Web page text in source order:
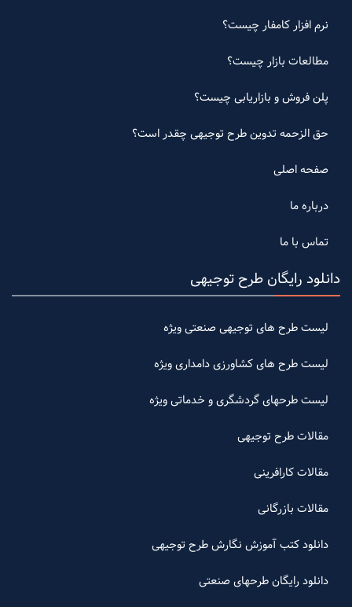
نرم افزار کامفار چیست؟
مطالعات بازار چیست؟
پلن فروش و بازاریابی چیست؟
حق الزحمه تدوین طرح توجیهی چقدر است؟
صفحه اصلی
درباره ما
تماس با ما
دانلود رایگان طرح توجیهی
لیست طرح های توجیهی صنعتی ویژه
لیست طرح های کشاورزی دامداری ویژه
لیست طرحهای گردشگری و خدماتی ویژه
مقالات طرح توجیهی
مقالات کارافرینی
مقالات بازرگانی
دانلود کتب آموزش نگارش طرح توجیهی
دانلود رایگان طرحهای صنعتی